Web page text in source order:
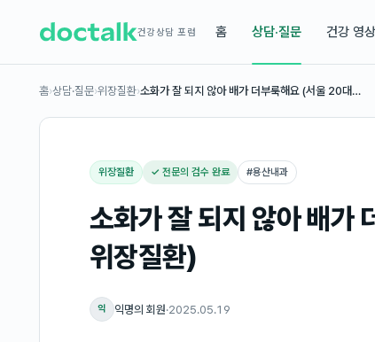
건강상담 포럼 홈 상담·질문 건강 영상
홈›상담·질문›위장질환›소화가 잘 되지 않아 배가 더부룩해요 (서울 20대…
위장질환 ✓ 전문의 검수 완료 #용산내과
소화가 잘 되지 않아 배가
위장질환)
익 익명의 회원·2025.05.19